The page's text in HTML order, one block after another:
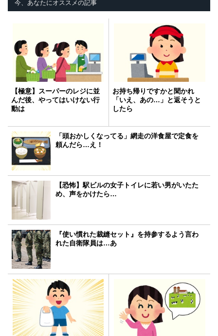
今、あなたにオススメの記事
【極意】スーパーのレジに並
んだ後、やってはいけない行
動は
お持ち帰りですかと聞かれ
「いえ、あの…」と返そうと
したら
「頭おかしくなってる」網走の洋食屋で定食を
頼んだら…え！
【恐怖】駅ビルの女子トイレに若い男がいたた
め、声をかけたら…
『使い慣れた裁縫セット』を持参するよう言わ
れた自衛隊員は…あ